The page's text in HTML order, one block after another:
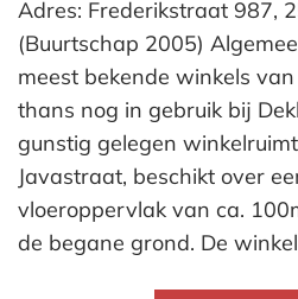
Adres: Frederikstraat 987,
(Buurtschap 2005)
meest bekende winkels
thans nog in gebruik bij
gunstig gelegen
Javastraat, beschikt over
vloeroppervlak van ca.
de begane grond. De